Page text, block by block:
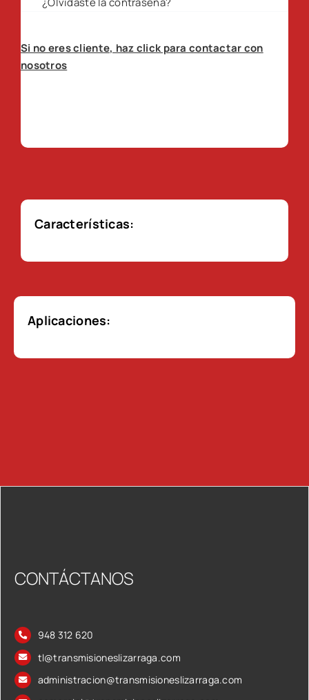
Si no eres cliente, haz click para contactar con
nosotros
Características:
Aplicaciones:
CONTÁCTANOS
948 312 620
tl@transmisioneslizarraga.com
administracion@transmisioneslizarraga.com